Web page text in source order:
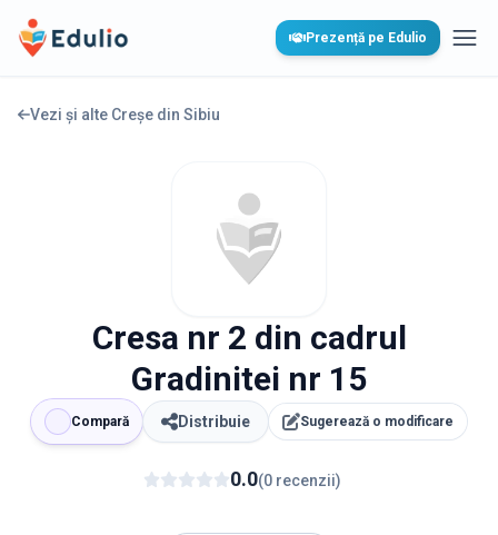
Edulio Prezență pe Edulio
Vezi și alte Creșe din Sibiu
Cresa nr 2 din cadrul
Gradinitei nr 15
Compară Distribuie Sugerează o modificare
0.0(0 recenzii)